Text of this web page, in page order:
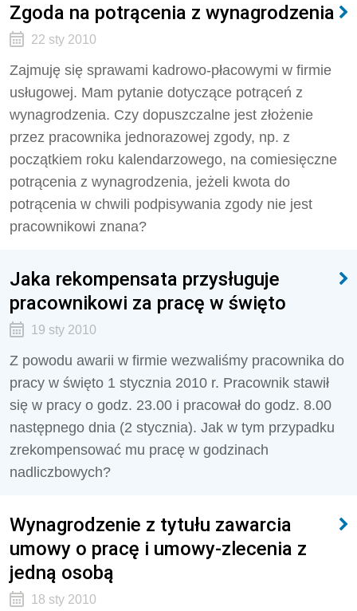
Zgoda na potrącenia z wynagrodzenia
22 sty 2010
Zajmuję się sprawami kadrowo-płacowymi w firmie
usługowej. Mam pytanie dotyczące potrąceń z
wynagrodzenia. Czy dopuszczalne jest złożenie
przez pracownika jednorazowej zgody, np. z
początkiem roku kalendarzowego, na comiesięczne
potrącenia z wynagrodzenia, jeżeli kwota do
potrącenia w chwili podpisywania zgody nie jest
pracownikowi znana?
Jaka rekompensata przysługuje
pracownikowi za pracę w święto
19 sty 2010
Z powodu awarii w firmie wezwaliśmy pracownika do
pracy w święto 1 stycznia 2010 r. Pracownik stawił
się w pracy o godz. 23.00 i pracował do godz. 8.00
następnego dnia (2 stycznia). Jak w tym przypadku
zrekompensować mu pracę w godzinach
nadliczbowych?
Wynagrodzenie z tytułu zawarcia
umowy o pracę i umowy-zlecenia z
jedną osobą
18 sty 2010